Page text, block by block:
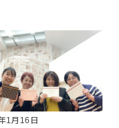
1月16日